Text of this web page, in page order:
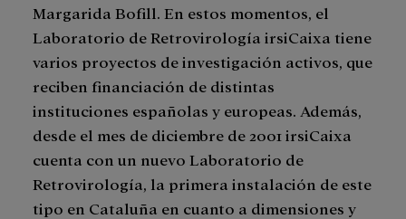
Margarida Bofill. En estos momentos, el
Laboratorio de Retrovirología irsiCaixa tiene
varios proyectos de investigación activos, que
reciben financiación de distintas
instituciones españolas y europeas. Además,
desde el mes de diciembre de 2001 irsiCaixa
cuenta con un nuevo Laboratorio de
Retrovirología, la primera instalación de este
tipo en Cataluña en cuanto a dimensiones y